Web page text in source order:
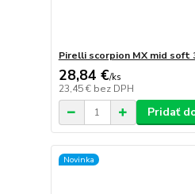
Pirelli scorpion MX mid soft
28,84 €/ks
23,45 € bez DPH
Pridať
Novinka